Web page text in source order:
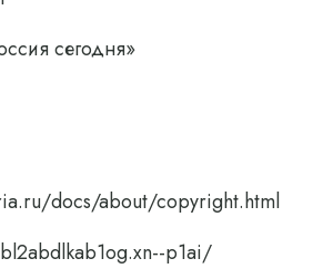
сегодня»
docs/about/copyright.html
p1ai/